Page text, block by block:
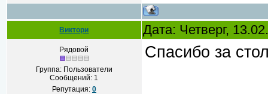
Виктори Дата: Четверг,
Рядовой
Группа: Пользователи
Сообщений: 1
Репутация: 0
Спасибо за